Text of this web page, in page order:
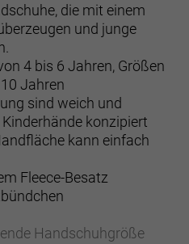
die mit einem
und junge
4 bis 6 Jahren, Größen
Jahren
sind weich und
konzipiert
kann einfach
Fleece-Besatz
Handschuhgröße